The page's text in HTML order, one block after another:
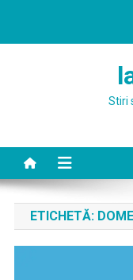
Stiri
ETICHETĂ: